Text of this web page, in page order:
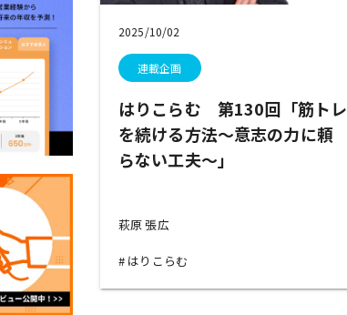
2025/10/02
連載企画
はりこらむ 第130回「筋トレ
を続ける方法～意志の力に頼
らない工夫～」
萩原 張広
はりこらむ